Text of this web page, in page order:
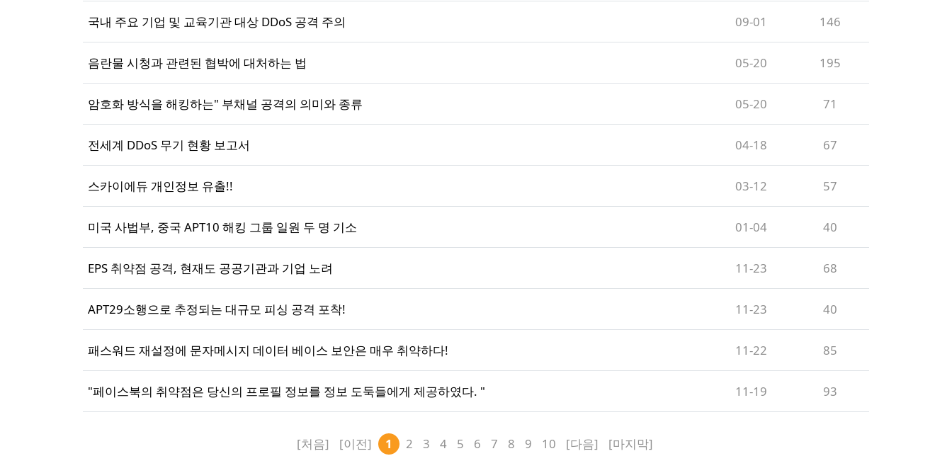
국내 주요 기업 및 교육기관 대상 DDoS 공격 주의 09-01 146
음란물 시청과 관련된 협박에 대처하는 법 05-20 195
암호화 방식을 해킹하는" 부채널 공격의 의미와 종류 05-20 71
전세계 DDoS 무기 현황 보고서 04-18 67
스카이에듀 개인정보 유출!! 03-12 57
미국 사법부, 중국 APT10 해킹 그룹 일원 두 명 기소 01-04 40
EPS 취약점 공격, 현재도 공공기관과 기업 노려 11-23 68
APT29소행으로 추정되는 대규모 피싱 공격 포착! 11-23 40
패스워드 재설정에 문자메시지 데이터 베이스 보안은 매우 취약하다! 11-22 85
"페이스북의 취약점은 당신의 프로필 정보를 정보 도둑들에게 제공하였다. " 11-19 93
[처음] [이전] 1 2 3 4 5 6 7 8 9 10 [다음] [마지막]